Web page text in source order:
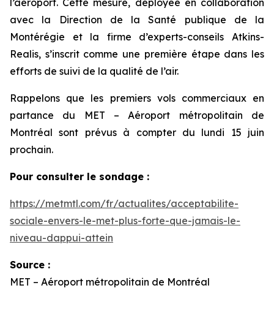
l’aéroport. Cette mesure, déployée en collaboration
avec la Direction de la Santé publique de la
Montérégie et la firme d’experts-conseils Atkins-
Realis, s’inscrit comme une première étape dans les
efforts de suivi de la qualité de l’air.
Rappelons que les premiers vols commerciaux en
partance du MET – Aéroport métropolitain de
Montréal sont prévus à compter du lundi 15 juin
prochain.
Pour consulter le sondage :
https://metmtl.com/fr/actualites/acceptabilite-
sociale-envers-le-met-plus-forte-que-jamais-le-
niveau-dappui-attein
Source :
MET – Aéroport métropolitain de Montréal